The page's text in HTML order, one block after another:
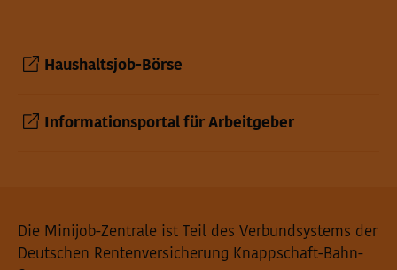
Haushaltsjob-Börse
Informationsportal für Arbeitgeber
Seiteninformationen
Die Minijob-Zentrale ist Teil des Verbundsystems der
Deutschen Rentenversicherung Knappschaft-Bahn-